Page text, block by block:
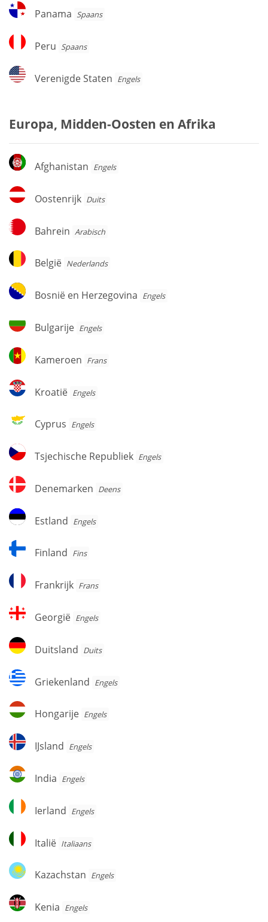
Panama
Panama Spaans
Peru
Peru Spaans
Verenigde
Staten
Verenigde Staten Engels
Europa, Midden-Oosten en Afrika
Afghanistan
Afghanistan Engels
Oostenrijk
Oostenrijk Duits
Bahrein
Bahrein Arabisch
België
België Nederlands
Bosnië
en
Bosnië en Herzegovina Engels
Bulgarije
Bulgarije Engels
Kameroen
Kameroen Frans
Kroatië
Kroatië Engels
Cyprus
Cyprus Engels
Tsjechische
Republiek
Tsjechische Republiek Engels
Denemarken
Denemarken Deens
Estland
Estland Engels
Finland
Finland Fins
Frankrijk
Frankrijk Frans
Georgië
Georgië Engels
Duitsland
Duitsland Duits
Griekenland
Griekenland Engels
Hongarije
Hongarije Engels
IJsland
IJsland Engels
India
India Engels
Ierland
Ierland Engels
Italië
Italië Italiaans
Kazachstan
Kazachstan Engels
Kenia
Kenia Engels